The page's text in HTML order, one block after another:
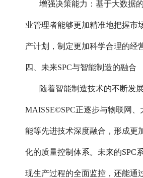
增强决策能力：基于大数据
业管理者能够更加精准地把握市
产计划，制定更加科学合理的经
四、未来SPC与智能制造的融合
随着智能制造技术的不断发展
MAISSE©SPC正逐步与物联网、
能等先进技术深度融合，形成更
化的质量控制体系。未来的SPC
现生产过程的全面监控，还能通